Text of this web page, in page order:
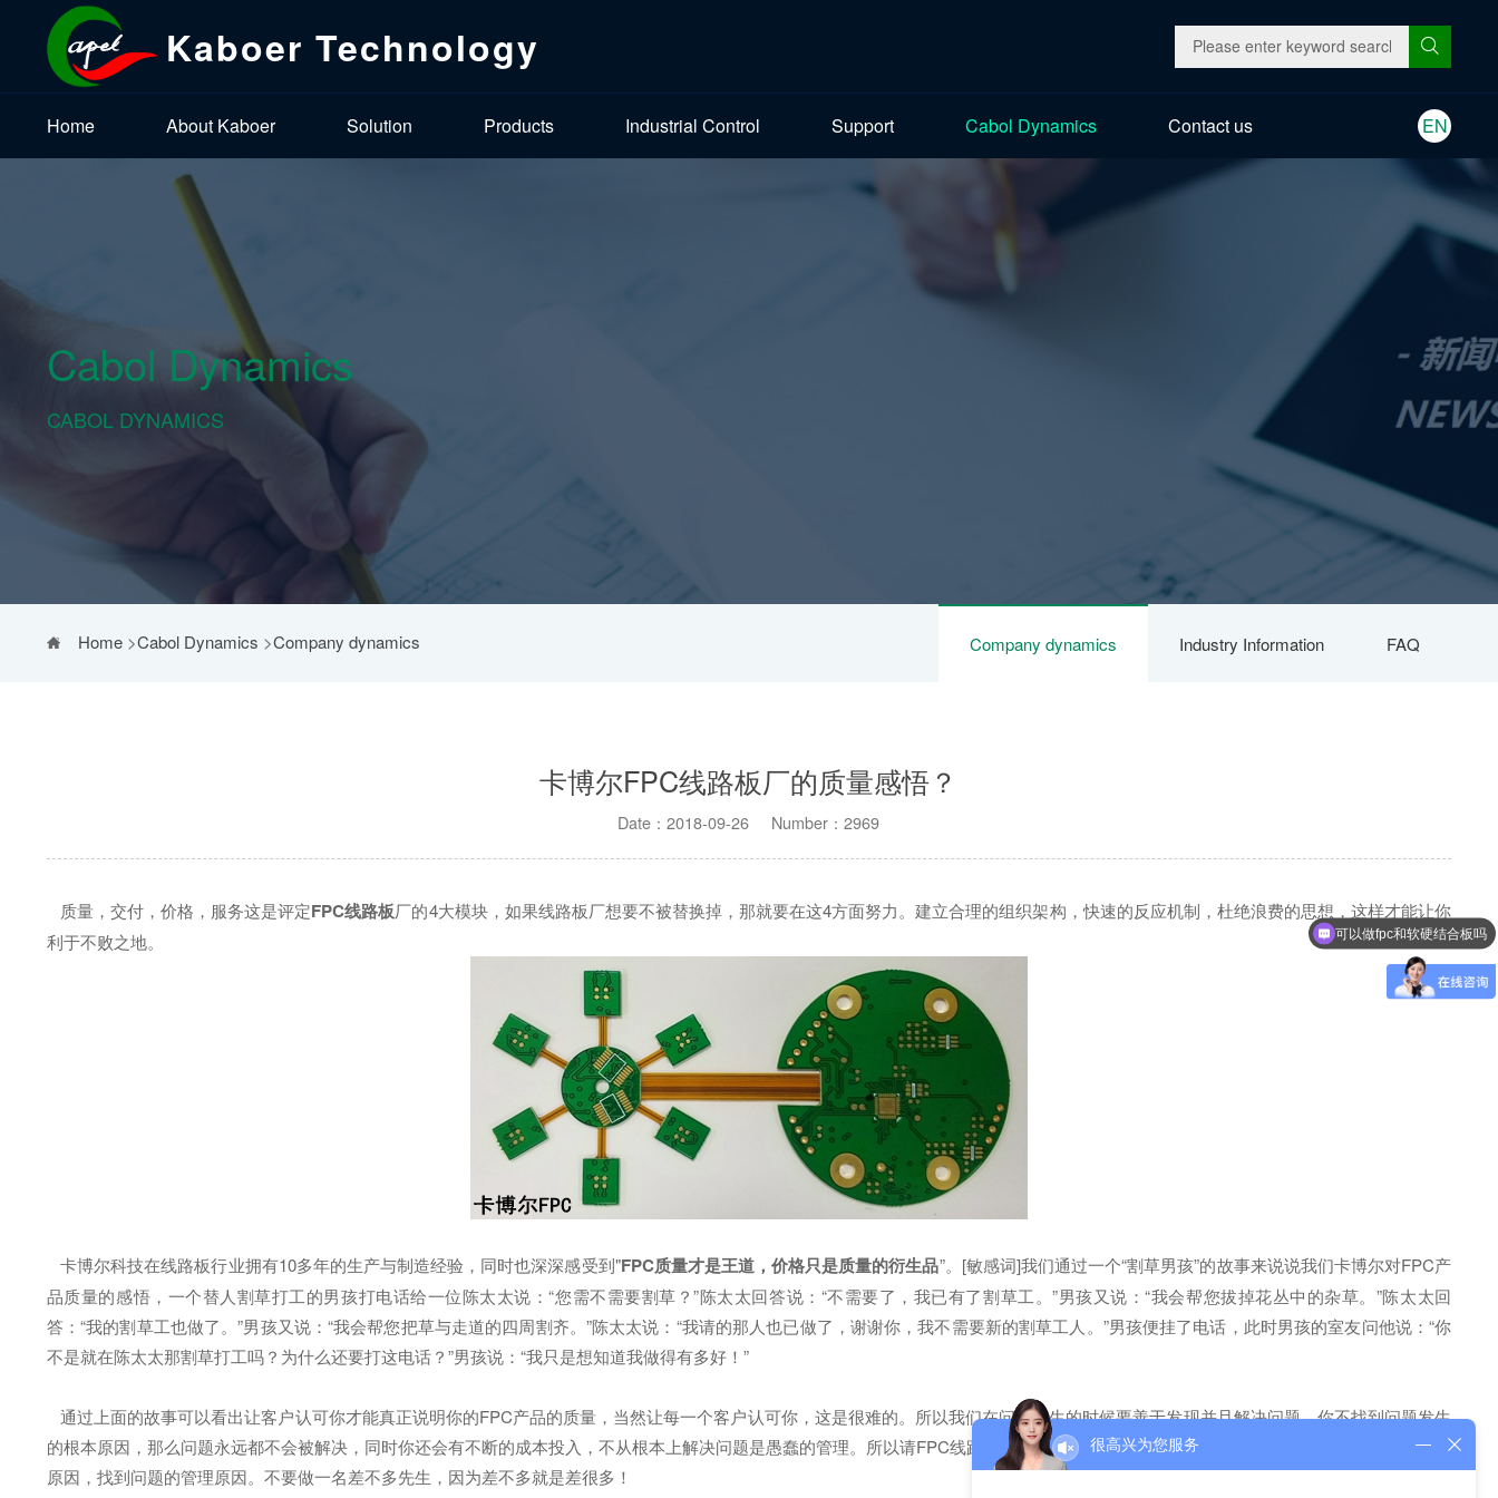
Kaboer Technology
Home About Kaboer Solution Products Industrial Control Support Cabol Dynamics Contact us EN
Cabol Dynamics
CABOL DYNAMICS
Company dynamics Industry Information FAQ
Home>Cabol Dynamics >Company dynamics
卡博尔FPC线路板厂的质量感悟？
Date：2018-09-26 Number：2969
质量，交付，价格，服务这是评定FPC线路板厂的4大模块，如果线路板厂想要不被替换掉，那就要在这4方面努力。建立合理的组织架构，快速的反应机制，杜绝浪费的思想，这样才能让你
利于不败之地。
卡博尔科技在线路板行业拥有10多年的生产与制造经验，同时也深深感受到"FPC质量才是王道，价格只是质量的衍生品”。[敏感词]我们通过一个“割草男孩”的故事来说说我们卡博尔对FPC产
品质量的感悟，一个替人割草打工的男孩打电话给一位陈太太说：“您需不需要割草？”陈太太回答说：“不需要了，我已有了割草工。”男孩又说：“我会帮您拔掉花丛中的杂草。”陈太太回
答：“我的割草工也做了。”男孩又说：“我会帮您把草与走道的四周割齐。”陈太太说：“我请的那人也已做了，谢谢你，我不需要新的割草工人。”男孩便挂了电话，此时男孩的室友问他说：“你
不是就在陈太太那割草打工吗？为什么还要打这电话？”男孩说：“我只是想知道我做得有多好！”
通过上面的故事可以看出让客户认可你才能真正说明你的FPC产品的质量，当然让每一个客户认可你，这是很难的。所以我们在问题发生的时候要善于发现并且解决问题，你不找到问题发生
的根本原因，那么问题永远都不会被解决，同时你还会有不断的成本投入，不从根本上解决问题是愚蠢的管理。所以请FPC线路板厂的管理们：找到问题发生的根本原因，找到问题流出的根本
原因，找到问题的管理原因。不要做一名差不多先生，因为差不多就是差很多！
可以做fpc和软硬结合板吗
很高兴为您服务